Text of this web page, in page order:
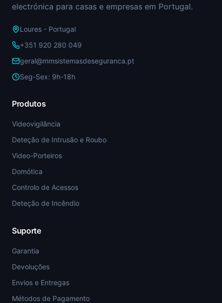
electrónica para casas e empresas em Portugal.
Loures - Portugal
+351 920 280 049
geral@mmsistemasdeseguranca.pt
Seg-Sex: 9h-18h
Produtos
Videovigilância
Deteção de Intrusão e Roubo
Video-Porteiros
Domótica
Controlo de Acessos
Deteção de Incêndio
Suporte
Garantia
Devoluções
Envios e Entregas
Métodos de Pagamento